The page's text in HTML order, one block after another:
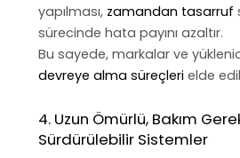
yapılması, zamandan tasarruf
sürecinde hata payını azaltır.
Bu sayede, markalar ve
devreye alma süreçleri elde
4. Uzun Ömürlü, Bakım
Sürdürülebilir Sistemler